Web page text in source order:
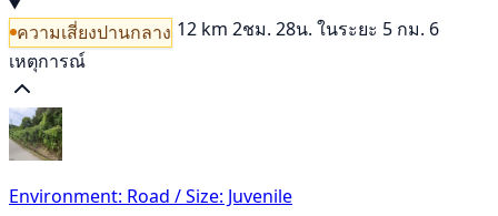
ความเสี่ยงปานกลาง 12 km 2ชม. 28น. ในระยะ 5 กม. 6
เหตุการณ์
Environment: Road / Size: Juvenile